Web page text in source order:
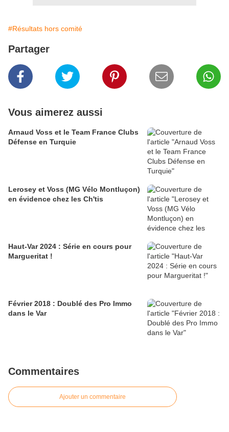
#Résultats hors comité
Partager
Vous aimerez aussi
Arnaud Voss et le Team France Clubs
Défense en Turquie
Lerosey et Voss (MG Vélo Montluçon)
en évidence chez les Ch'tis
Haut-Var 2024 : Série en cours pour
Margueritat !
Février 2018 : Doublé des Pro Immo
dans le Var
Commentaires
Ajouter un commentaire